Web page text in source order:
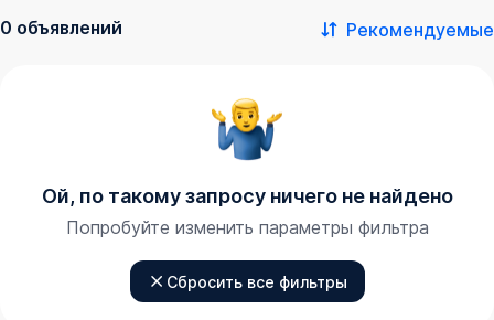
0 объявлений Рекомендуемые
Ой, по такому запросу ничего не найдено
Попробуйте изменить параметры фильтра
Сбросить все фильтры